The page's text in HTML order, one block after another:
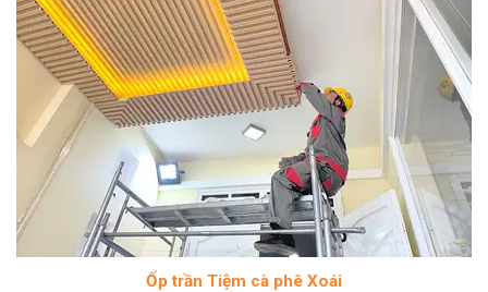
Ốp trần Tiệm cà phê Xoái